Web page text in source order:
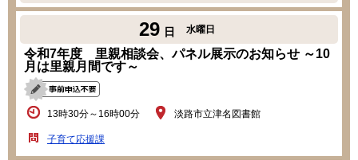
29 日 水曜日
令和7年度 里親相談会、パネル展示のお知らせ ～10
月は里親月間です～
13時30分～16時00分 淡路市立津名図書館
子育て応援課